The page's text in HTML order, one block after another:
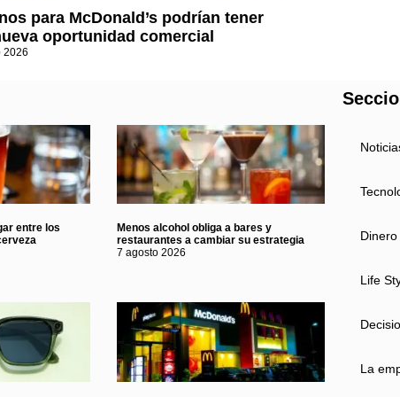
para McDonald’s podrían tener
oportunidad comercial
2026
entre los
Menos alcohol obliga a bares y
restaurantes a cambiar su estrategia
7 agosto 2026
Dinero
Life
La